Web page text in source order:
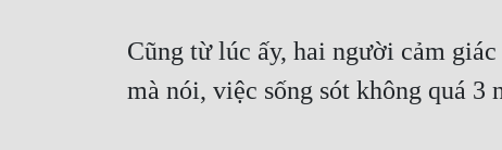
Cũng từ lúc ấy, hai người cảm
mà nói, việc sống sót không quá